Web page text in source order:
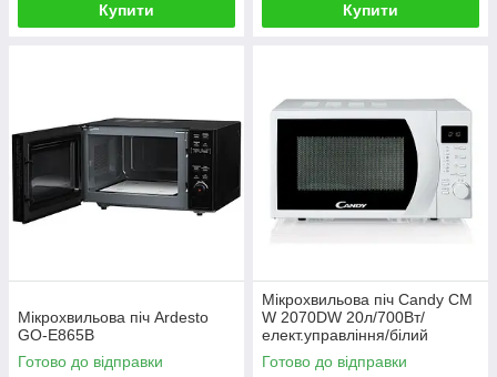
Купити Купити
Мiкрохвильова пiч Ardesto
GO-E865B
Готово до відправки
Мiкрохвильова пiч Candy CM
W 2070DW 20л/700Вт/
елект.управлiння/бiлий
Готово до відправки